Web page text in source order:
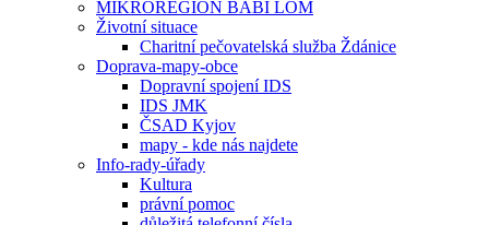
MIKROREGION BABÍ LOM
Životní situace
Charitní pečovatelská služba Ždánice
Doprava-mapy-obce
Dopravní spojení IDS
IDS JMK
ČSAD Kyjov
mapy - kde nás najdete
Info-rady-úřady
Kultura
právní pomoc